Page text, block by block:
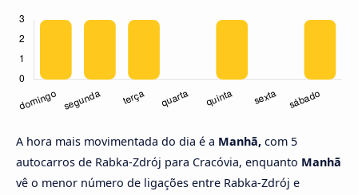
A hora mais movimentada do dia é a Manhã, com 5
autocarros de Rabka-Zdrój para Cracóvia, enquanto Manhã
vê o menor número de ligações entre Rabka-Zdrój e